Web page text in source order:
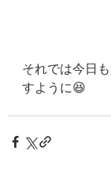
それでは今日
すように😆